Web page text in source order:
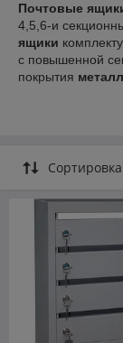
Почтовые
4,5,6-и
ящики
с повышенной
покрытия
между
окрашены в
ящиков
Ящики
распечатывания
ВАЖНО! Ящики
горизонтально
7,8,9,10,11 и 12
ящиках
Сортировка